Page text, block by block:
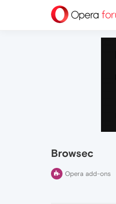
Browsec
Opera add-ons